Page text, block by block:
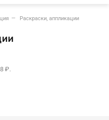
Раскраски, аппликации
₽.